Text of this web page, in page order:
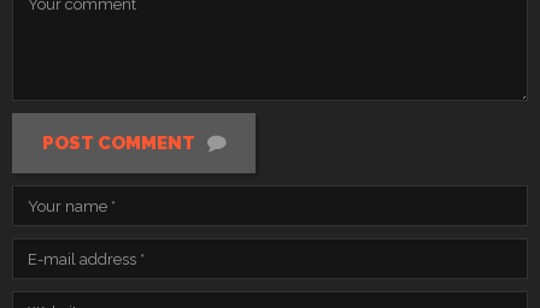
ADD A COMMENT
No comments so far.